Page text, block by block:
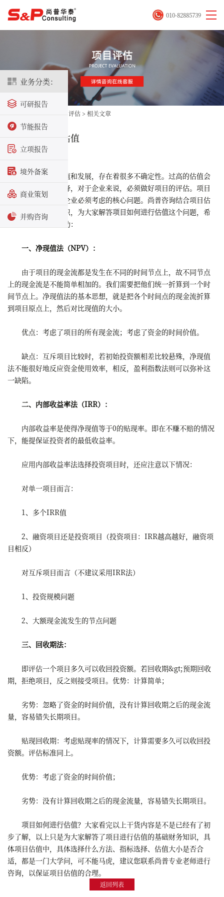
业务分类：
可研报告
节能报告
立项报告
境外备案
商业策划
并购咨询
010-82885739
项目评估 > 相关文章
项目如何进行估值
2021-01-15
项目在未来价值和发展，存在着很多不确定性。过高的估值会
让投资人信任度下降，对于企业来说，必须做好项目的评估。项目
估值，是需要初创企业必须考虑的核心问题。尚普咨询结合项目估
值的经验和专业知识，为大家解答项目如何进行估值这个问题，希
望能对大家有所帮助：
一、净现值法（NPV）：
由于项目的现金流都是发生在不同的时间节点上，故不同节点
上的现金流是不能简单相加的。我们需要把他们统一折算到一个时
间节点上。净现值法的基本思想，就是把各个时间点的现金流折算
到项目原点上，然后对比现值的大小。
优点：考虑了项目的所有现金流；考虑了资金的时间价值。
缺点：互斥项目比较时，若初始投资额相差比较悬殊，净现值
法不能很好地反应资金使用效率，相反，盈利指数法则可以弥补这
一缺陷。
二、内部收益率法（IRR）：
内部收益率是使得净现值等于0的贴现率。即在不赚不赔的情况
下，能提保证投资者的最低收益率。
应用内部收益率法选择投资项目时，还应注意以下情况：
对单一项目而言：
1、多个IRR值
2、融资项目还是投资项目（投资项目：IRR越高越好，融资项
目相反）
对互斥项目而言（不建议采用IRR法）
1、投资规模问题
2、大额现金流发生的节点问题
三、回收期法：
即评估一个项目多久可以收回投资额。若回收期&gt;预期回收
期，拒绝项目，反之则接受项目。优势：计算简单；
劣势：忽略了资金的时间价值，没有计算回收期之后的现金流
量，容易错失长期项目。
贴现回收期：考虑贴现率的情况下，计算需要多久可以收回投
资额。评估标准同上。
优势：考虑了资金的时间价值；
劣势：没有计算回收期之后的现金流量，容易错失长期项目。
项目如何进行估值？大家看完以上干货内容是不是已经有了初
步了解，以上只是为大家解答了项目进行估值的基础财务知识，具
体项目估值中，具体选择什么方法、指标选择、估值大小是否合
适，都是一门大学问，可不能马虎，建议您联系尚普专业老师进行
咨询，以保证项目估值的合理。
返回列表